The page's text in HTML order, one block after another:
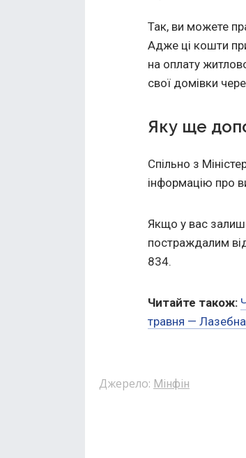
Так, ви можете
Адже ці кошти
на оплату
свої домівки
Яку ще
Спільно з
інформацію про
Якщо у вас
постраждалим
834.
Читайте також:
травня — Лазебна
Джерело: Мінфін